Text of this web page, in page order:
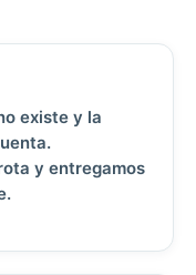
existe y la
y entregamos